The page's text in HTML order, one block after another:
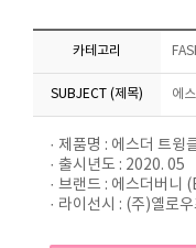
카테고리
SUBJECT (제목) 에
· 제품명 : 에스더 트윙
· 출시년도 : 2020. 05
· 브랜드 : 에스더버
· 라이선시 : (주)옐로